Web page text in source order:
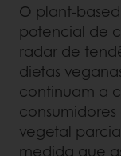
O plant-
potencial de
radar de
dietas
continuam a
vegetal
medida que